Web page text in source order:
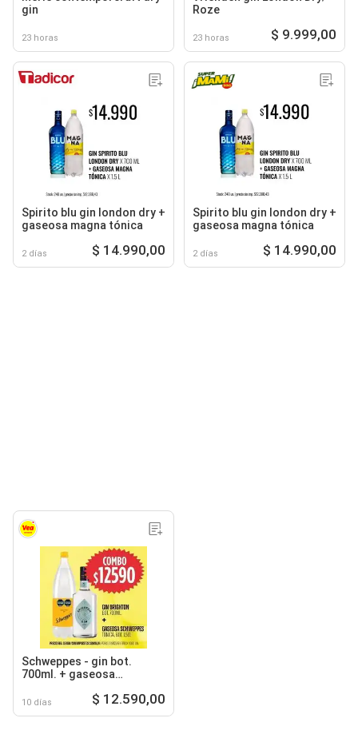
gin
23 horas
Roze
23 horas $ 9.999,00
Spirito blu gin london dry +
gaseosa magna tónica
2 días $ 14.990,00
Spirito blu gin london dry +
gaseosa magna tónica
2 días $ 14.990,00
Schweppes - gin bot.
700ml. + gaseosa
1,5lt
10 días $ 12.590,00